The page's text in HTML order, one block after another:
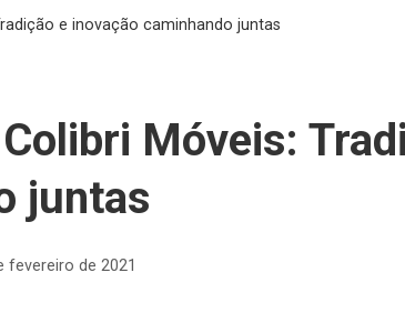
e inovação caminhando juntas
Móveis:
juntas
fevereiro de 2021